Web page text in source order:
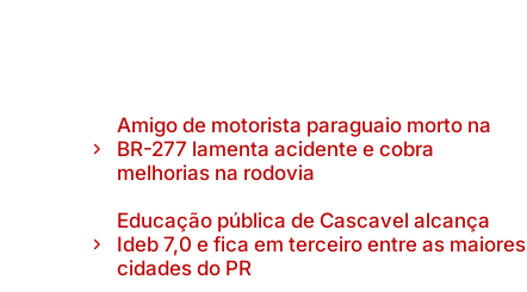
Amigo de motorista paraguaio morto na
BR-277 lamenta acidente e cobra
melhorias na rodovia
Educação pública de Cascavel alcança
Ideb 7,0 e fica em terceiro entre as maiores
cidades do PR